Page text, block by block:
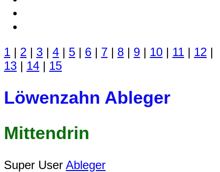
1 | 2 | 3 | 4 | 5 | 6 | 7 | 8 | 9 | 10 | 11 | 12 |
13 | 14 | 15
Löwenzahn Ableger
Mittendrin
Super User Ableger